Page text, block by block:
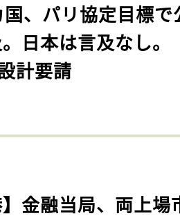
国、パリ協定目標で
日本は言及なし。
計要請
】金融当局、両上場